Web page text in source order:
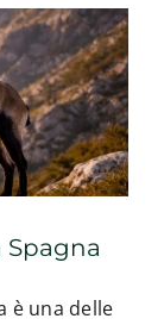
Spagna
è una delle